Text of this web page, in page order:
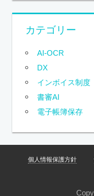
カテゴリー
AI-OCR
DX
インボイス制度
書審AI
電子帳簿保存
個人情報保護方針